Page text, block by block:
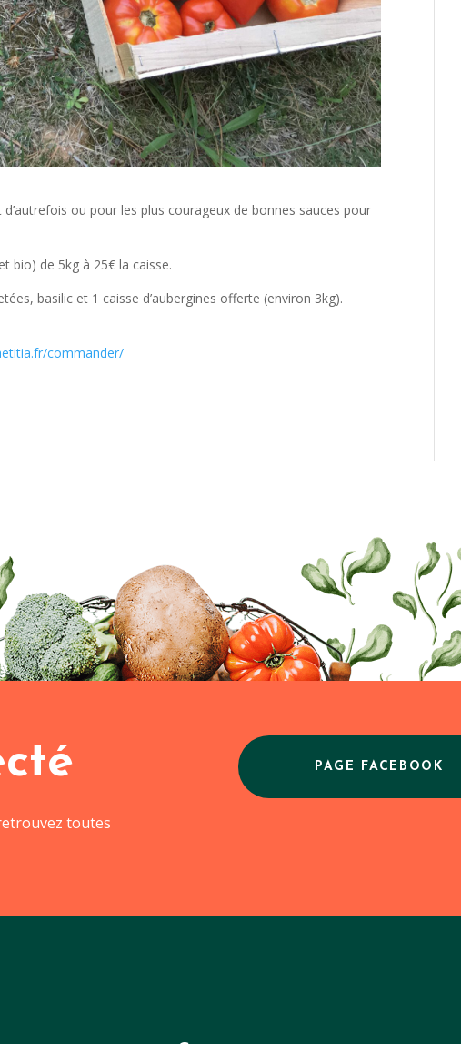
ou pour les plus courageux de bonnes sauces pour
bio) de 5kg à 25€ la caisse.
basilic et 1 caisse d’aubergines offerte (environ 3kg).
commander/
toutes
PAGE FACEBOOK